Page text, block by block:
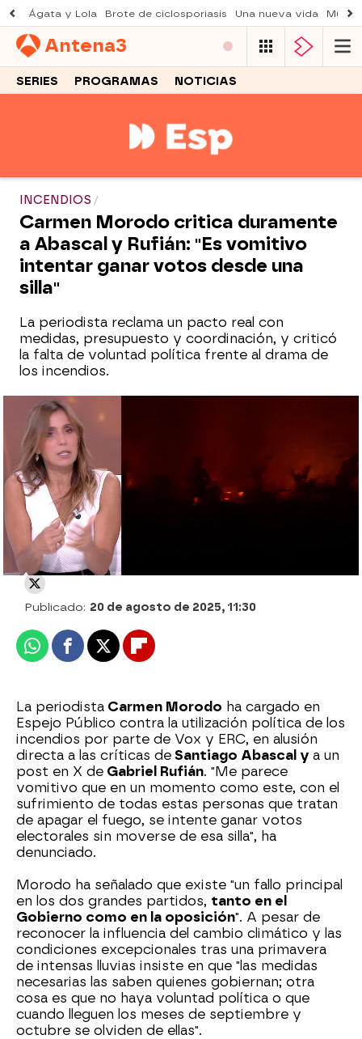
Ágata y Lola Brote de ciclosporiasis Una nueva vida
Antena3
SERIES PROGRAMAS NOTICIAS
INCENDIOS
Carmen Morodo critica duramente
a Abascal y Rufián: "Es vomitivo
intentar ganar votos desde una
silla"
La periodista reclama un pacto real con
medidas, presupuesto y coordinación, y criticó
la falta de voluntad política frente al drama de
los incendios.
Puedes ver el programa al completo, en
ATRESPLAYER
Espejo Público
Publicado: 20 de agosto de 2025, 11:30
WhatsappFacebook
X Flipboard
La periodista Carmen Morodo ha cargado en
Espejo Público contra la utilización política de los
incendios por parte de Vox y ERC, en alusión
directa a las críticas de Santiago Abascal y a un
post en X de Gabriel Rufián. "Me parece
vomitivo que en un momento como este, con el
sufrimiento de todas estas personas que tratan
de apagar el fuego, se intente ganar votos
electorales sin moverse de esa silla", ha
denunciado.
Morodo ha señalado que existe "un fallo principal
en los dos grandes partidos, tanto en el
Gobierno como en la oposición". A pesar de
reconocer la influencia del cambio climático y las
condiciones excepcionales tras una primavera
de intensas lluvias insiste en que "las medidas
necesarias las saben quienes gobiernan; otra
cosa es que no haya voluntad política o que
cuando lleguen los meses de septiembre y
octubre se olviden de ellas".